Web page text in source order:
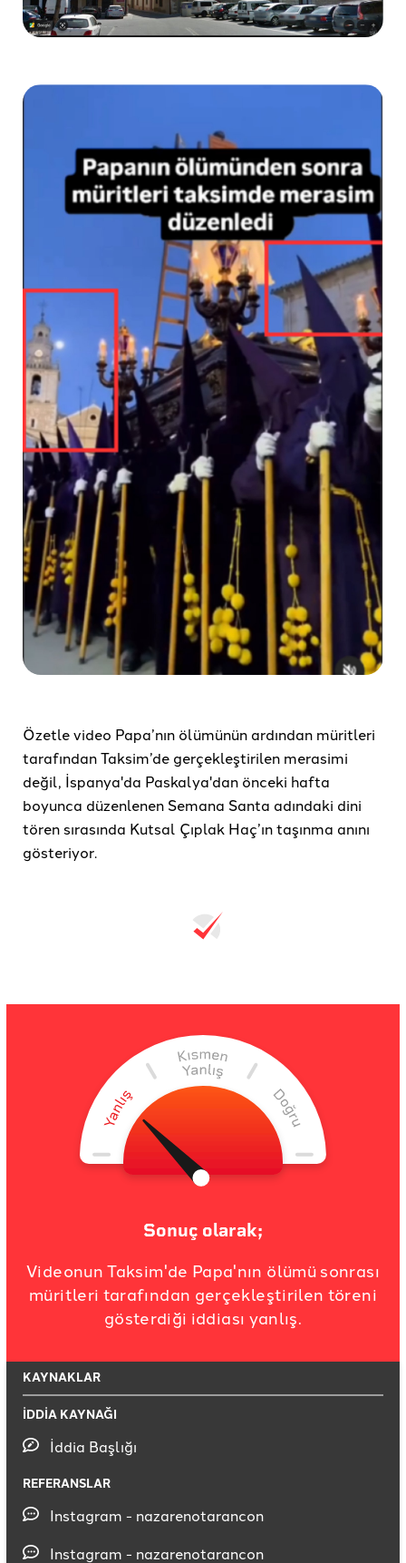
Özetle video Papa’nın ölümünün ardından müritleri
tarafından Taksim’de gerçekleştirilen merasimi
değil, İspanya'da Paskalya'dan önceki hafta
boyunca düzenlenen Semana Santa adındaki dini
tören sırasında Kutsal Çıplak Haç’ın taşınma anını
gösteriyor.
Sonuç olarak;
Videonun Taksim'de Papa'nın ölümü sonrası
müritleri tarafından gerçekleştirilen töreni
gösterdiği iddiası yanlış.
KAYNAKLAR
İDDİA KAYNAĞI
İddia Başlığı
REFERANSLAR
Instagram - nazarenotarancon
Instagram - nazarenotarancon